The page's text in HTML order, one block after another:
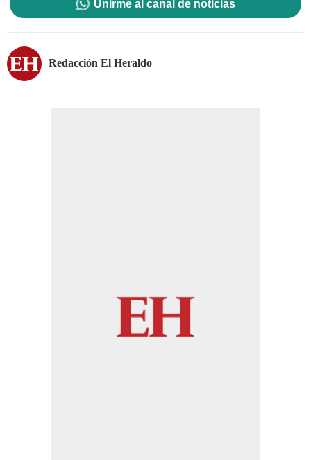
Unirme al canal de noticias
Redacción El Heraldo